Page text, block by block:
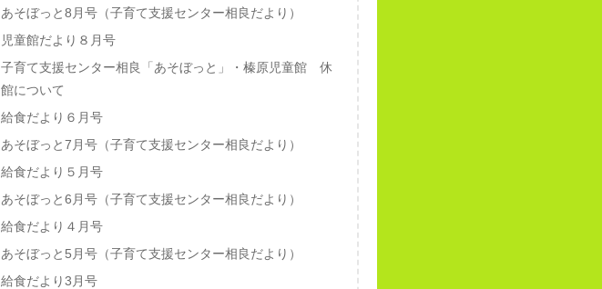
あそぼっと8月号（子育て支援センター相良だより）
児童館だより８月号
子育て支援センター相良「あそぼっと」・榛原児童館 休
館について
給食だより６月号
あそぼっと7月号（子育て支援センター相良だより）
給食だより５月号
あそぼっと6月号（子育て支援センター相良だより）
給食だより４月号
あそぼっと5月号（子育て支援センター相良だより）
給食だより3月号